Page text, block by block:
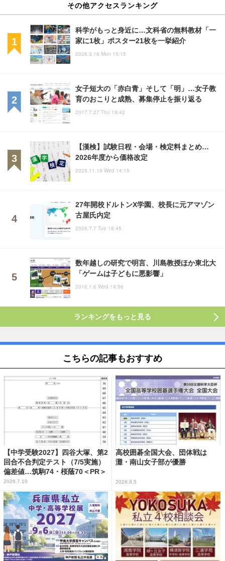
その他アクセスランキング
科学がもっと身近に…文科省の無料教材「一
家に1枚」ポスター21枚を一挙紹介
2026.3.16 Mon 15:15
女子短大の「赤白青」そして「明」…女子教
育のおこりと成熟、募集停止を振り返る
2017.7.27 Thu 19:42
【漢検】試験日程・会場・検定料まとめ…
2026年度から価格改定
2025.11.19 Wed 14:15
27年開校ドルトンX学園、校長に元アマゾン
古屋氏内定
2026.7.7 Tue 18:45
数年越しの研究で明言、川島教授ほか東北大
「ゲームは子どもに悪影響」
2016.1.6 Wed 19:56
ランキングをもっと見る
こちらの記事もおすすめ
【中学受験2027】四谷大塚、第2
回合不合判定テスト（7/5実施）
偏差値…筑駒74・桜蔭70＜PR＞
2026.7.10
高校囲碁全国大会、団体戦は
灘・南山女子部が優勝
2026.8.5